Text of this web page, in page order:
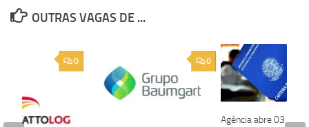
OUTRAS VAGAS DE ...
0
Agência abre 03
0